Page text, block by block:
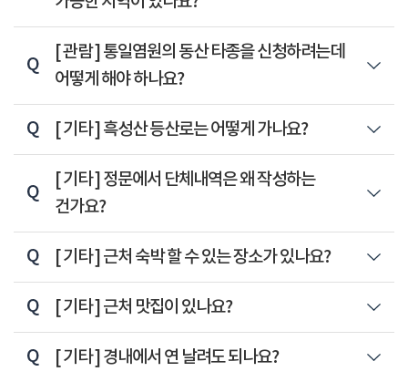
Q
[ 관람 ] 통일염원의 동산 타종을 신청하려는데
어떻게 해야 하나요?
Q
[ 기타 ] 흑성산 등산로는 어떻게 가나요?
Q
[ 기타 ] 정문에서 단체내역은 왜 작성하는
건가요?
Q
[ 기타 ] 근처 숙박 할 수 있는 장소가 있나요?
Q
[ 기타 ] 근처 맛집이 있나요?
Q
[ 기타 ] 경내에서 연 날려도 되나요?